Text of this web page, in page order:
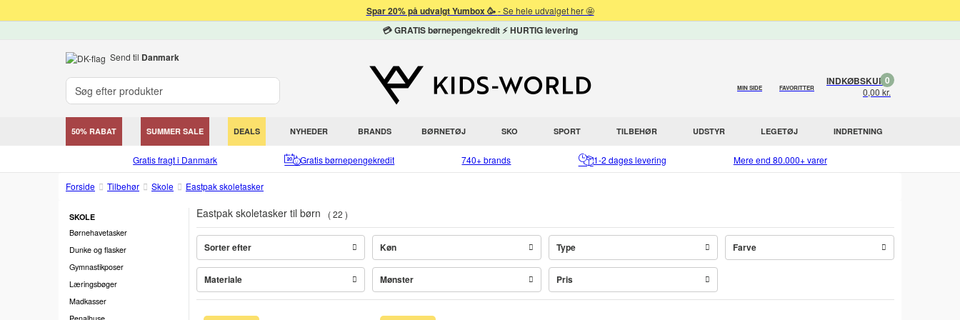
Spar 20% på udvalgt Yumbox 🥳- Se hele udvalget her 🤩
💳 GRATIS børnepengekredit ⚡ HURTIG levering
Send til Danmark
MIN SIDE FAVORITTER
INDKØBSKURV
0,00 kr.
0
50% RABAT SUMMER SALE DEALS NYHEDER BRANDS BØRNETØJ SKO SPORT TILBEHØR UDSTYR LEGETØJ INDRETNING
Gratis fragt i Danmark Gratis børnepengekredit 740+ brands 1-2 dages levering Mere end 80.000+ varer
Forside Tilbehør Skole Eastpak skoletasker
SKOLE
Børnehavetasker
Dunke og flasker
Gymnastikposer
Læringsbøger
Madkasser
Eastpak skoletasker til børn 22
Sorter efter Køn Type Farve
Materiale Mønster Pris